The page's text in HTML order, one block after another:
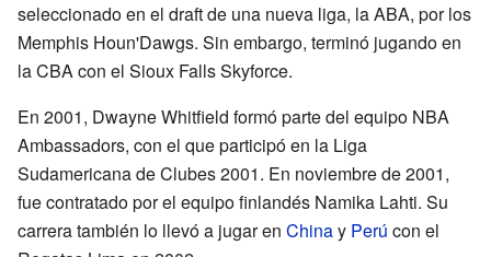
seleccionado en el draft de una nueva liga, la ABA, por los
Memphis Houn'Dawgs. Sin embargo, terminó jugando en
la CBA con el Sioux Falls Skyforce.
En 2001, Dwayne Whitfield formó parte del equipo NBA
Ambassadors, con el que participó en la Liga
Sudamericana de Clubes 2001. En noviembre de 2001,
fue contratado por el equipo finlandés Namika Lahti. Su
carrera también lo llevó a jugar en Chinay Perú con el